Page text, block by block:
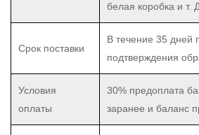
белая коробка и т. Д.
Срок поставки
В течение 35 дней
подтверждения
Условия
оплаты
30% предоплата
заранее и баланс